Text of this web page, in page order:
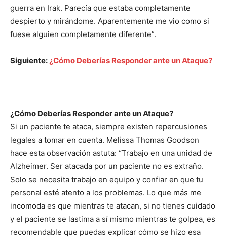
guerra en Irak. Parecía que estaba completamente
despierto y mirándome. Aparentemente me vio como si
fuese alguien completamente diferente”.
Siguiente: ¿Cómo Deberías Responder ante un Ataque?
¿Cómo Deberías Responder ante un Ataque?
Si un paciente te ataca, siempre existen repercusiones
legales a tomar en cuenta. Melissa Thomas Goodson
hace esta observación astuta: “Trabajo en una unidad de
Alzheimer. Ser atacada por un paciente no es extraño.
Solo se necesita trabajo en equipo y confiar en que tu
personal esté atento a los problemas. Lo que más me
incomoda es que mientras te atacan, si no tienes cuidado
y el paciente se lastima a sí mismo mientras te golpea, es
recomendable que puedas explicar cómo se hizo esa